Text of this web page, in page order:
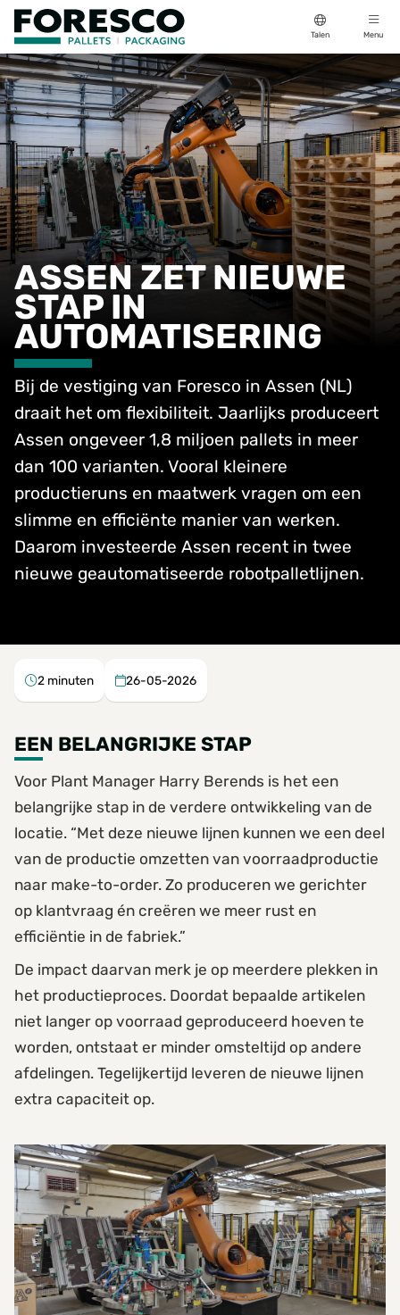
Talen Menu
ASSEN ZET NIEUWE
STAP IN
AUTOMATISERING
Bij de vestiging van Foresco in Assen (NL)
draait het om flexibiliteit. Jaarlijks produceert
Assen ongeveer 1,8 miljoen pallets in meer
dan 100 varianten. Vooral kleinere
productieruns en maatwerk vragen om een
slimme en efficiënte manier van werken.
Daarom investeerde Assen recent in twee
nieuwe geautomatiseerde robotpalletlijnen.
2 minuten 26-05-2026
EEN BELANGRIJKE STAP
Voor Plant Manager Harry Berends is het een
belangrijke stap in de verdere ontwikkeling van de
locatie. “Met deze nieuwe lijnen kunnen we een deel
van de productie omzetten van voorraadproductie
naar make-to-order. Zo produceren we gerichter
op klantvraag én creëren we meer rust en
efficiëntie in de fabriek.”
De impact daarvan merk je op meerdere plekken in
het productieproces. Doordat bepaalde artikelen
niet langer op voorraad geproduceerd hoeven te
worden, ontstaat er minder omsteltijd op andere
afdelingen. Tegelijkertijd leveren de nieuwe lijnen
extra capaciteit op.